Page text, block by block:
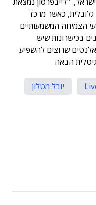
כאשר מרכז
הצמיחה המשמעותיים
בכישרונות שיש
שרוצים להשפיע
הבאה
יובל מטלון